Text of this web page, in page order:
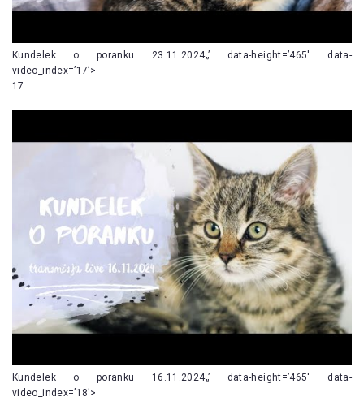
Kundelek o poranku 23.11.2024„’ data-height=’465′ data-
video_index=’17’>
17
Kundelek o poranku 16.11.2024„’ data-height=’465′ data-
video_index=’18’>